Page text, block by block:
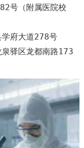
（附属医院校
府大道278号
驿区龙都南路173